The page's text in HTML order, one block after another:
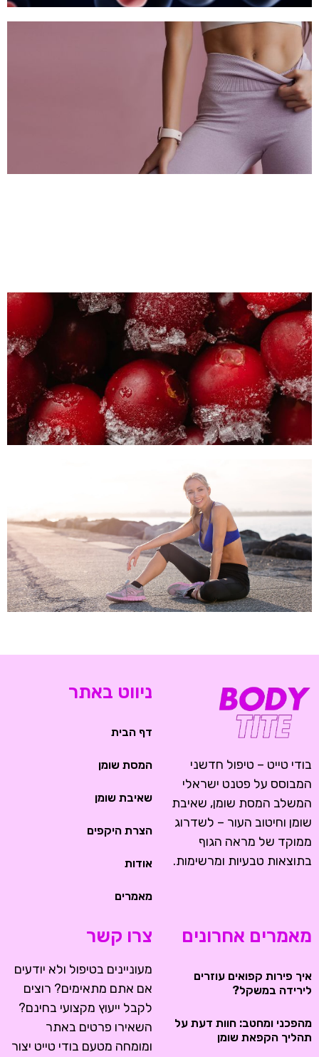
בודי טייט – טיפול חדשני
המבוסס על פטנט ישראלי
המשלב המסת שומן, שאיבת
שומן וחיטוב העור – לשדרוג
ממוקד של מראה הגוף
בתוצאות טבעיות ומרשימות.
ניווט באתר
דף הבית
המסת שומן
שאיבת שומן
הצרת היקפים
אודות
מאמרים
מאמרים אחרונים
איך פירות קפואים עוזרים
לירידה במשקל?
מהפכני ומחטב: חוות דעת על
תהליך הקפאת שומן
צרו קשר
מעוניינים בטיפול ולא יודעים
אם אתם מתאימים? רוצים
לקבל ייעוץ מקצועי בחינם?
השאירו פרטים באתר
ומומחה מטעם בודי טייט יצור